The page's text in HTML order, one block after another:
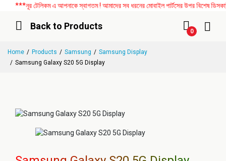
***নূর টেলিকম এ আপনাকে স্বাগতম ! আমাদের সব ধরনের মোবাইল পার্টসের উপর বিশেষ
Back to Products
0
Home Products Samsung
Samsung Display
Samsung Galaxy S20 5G Display